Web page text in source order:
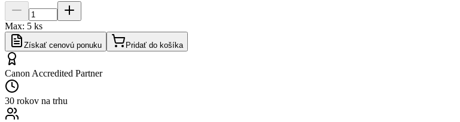
Max: 5 ks
Získať cenovú ponuku Pridať do košíka
Canon Accredited Partner
30 rokov na trhu